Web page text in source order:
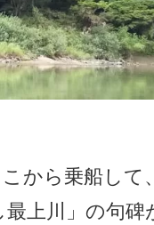
から乗船して
上川」の句碑